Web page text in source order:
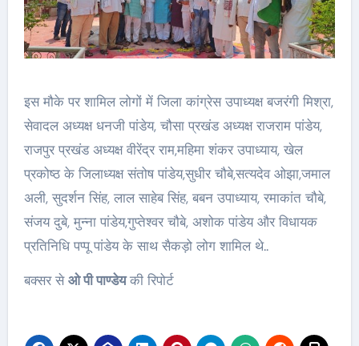
इस मौके पर शामिल लोगों में जिला कांग्रेस उपाध्यक्ष बजरंगी मिश्रा,
सेवादल अध्यक्ष धनजी पांडेय, चौसा प्रखंड अध्यक्ष राजराम पांडेय,
राजपुर प्रखंड अध्यक्ष वीरेंद्र राम,महिमा शंकर उपाध्याय, खेल
प्रकोष्ठ के जिलाध्यक्ष संतोष पांडेय,सुधीर चौबे,सत्यदेव ओझा,जमाल
अली, सुदर्शन सिंह, लाल साहेब सिंह, बबन उपाध्याय, रमाकांत चौबे,
संजय दुबे, मुन्ना पांडेय,गुप्तेश्वर चौबे, अशोक पांडेय और विधायक
प्रतिनिधि पप्पू पांडेय के साथ सैकड़ो लोग शामिल थे..
बक्सर सेओ पी पाण्डेयकी रिपोर्ट